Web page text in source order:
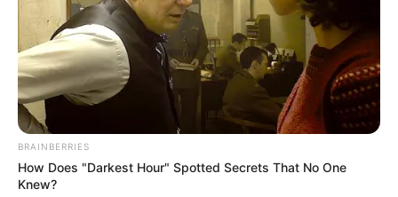
BRAINBERRIES
How Does "Darkest Hour" Spotted Secrets That No One
Knew?